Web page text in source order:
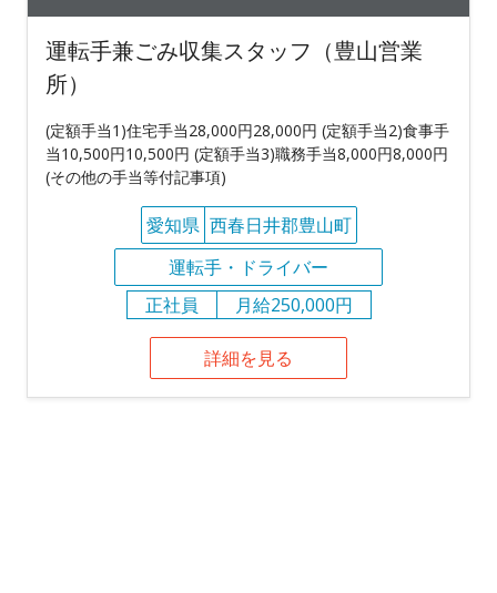
運転手兼ごみ収集スタッフ（豊山営業
所）
(定額手当1)住宅手当28,000円28,000円 (定額手当2)食事手
当10,500円10,500円 (定額手当3)職務手当8,000円8,000円
(その他の手当等付記事項)
愛知県 西春日井郡豊山町
運転手・ドライバー
正社員
月給250,000円
詳細を見る